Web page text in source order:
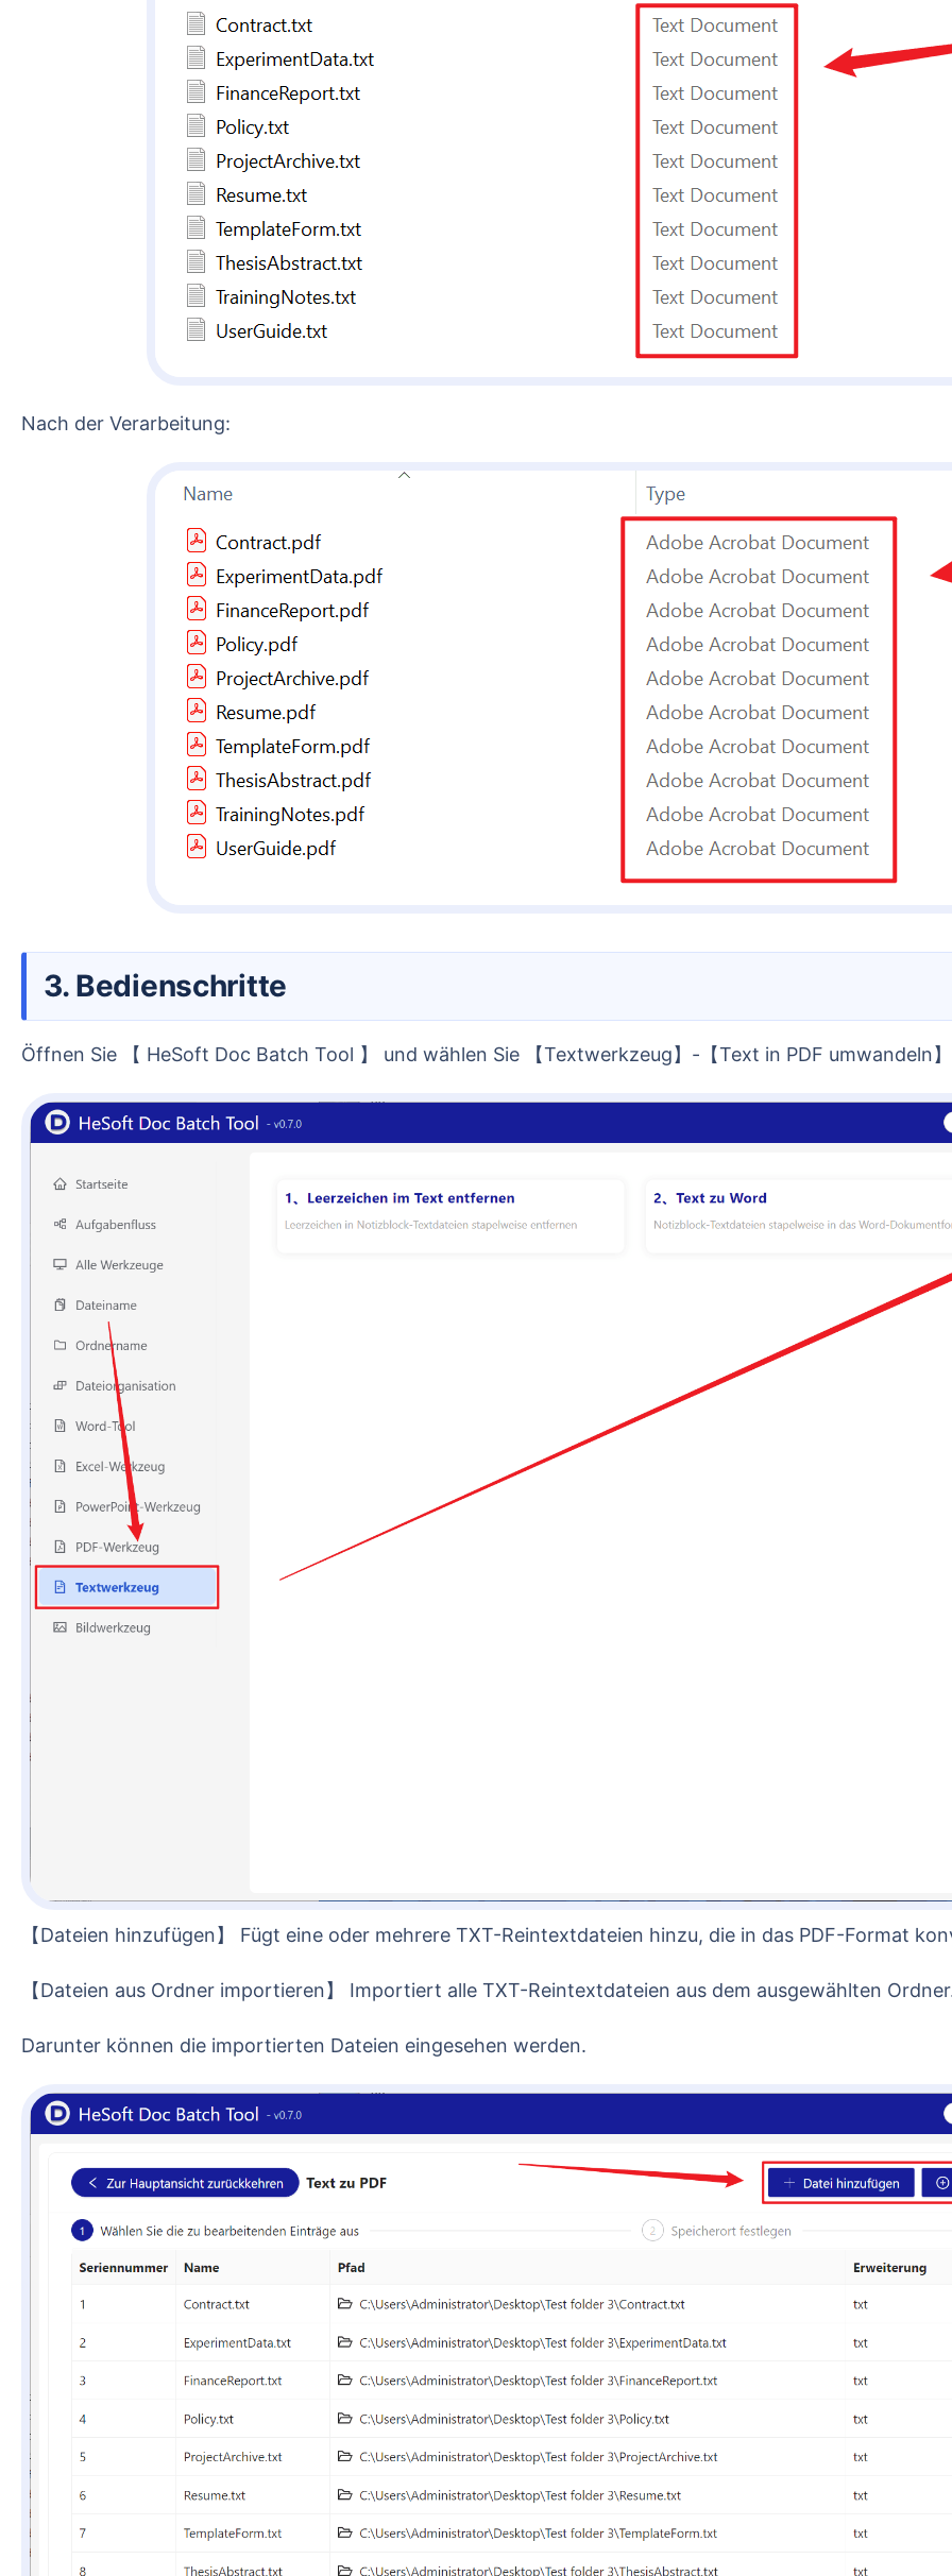
Nach der Verarbeitung:
3. Bedienschritte
Öffnen Sie 【 HeSoft Doc Batch Tool 】 und wählen Sie 【Textwerkzeug】-【Text in PDF umwandeln
【Dateien hinzufügen】 Fügt eine oder mehrere TXT-Reintextdateien hinzu, die in das PDF-Format
【Dateien aus Ordner importieren】 Importiert alle TXT-Reintextdateien aus dem ausgewählten
Darunter können die importierten Dateien eingesehen werden.